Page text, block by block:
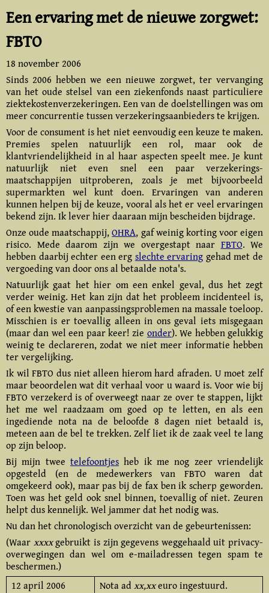
Een ervaring met de nieuwe zorgwet:
FBTO
18 november 2006
Sinds 2006 hebben we een nieuwe zorgwet, ter vervanging
van het oude stelsel van een ziekenfonds naast particuliere
ziektekosten­verzekeringen. Een van de doelstellingen was om
meer concurrentie tussen verzekerings­aanbieders te krijgen.
Voor de consument is het niet eenvoudig een keuze te maken.
Premies spelen natuurlijk een rol, maar ook de
klantvriendelijkheid in al haar aspecten speelt mee. Je kunt
natuurlijk niet even snel een paar verzekerings­
maatschappijen uitproberen, zoals je met bijvoorbeeld
supermarkten wel kunt doen. Ervaringen van anderen
kunnen helpen bij de keuze, vooral als het er veel ervaringen
bekend zijn. Ik lever hier daaraan mijn bescheiden bijdrage.
Onze oude maatschappij,OHRA, gaf weinig korting voor eigen
risico. Mede daarom zijn we overgestapt naar FBTO. We
hebben daarbij echter een erg slechte ervaring gehad met de
vergoeding van door ons al betaalde nota's.
Natuurlijk gaat het hier om eenenkel geval, dus het zegt
verder weinig. Het kan zijn dat het probleem incidenteel is,
of een kwestie van aanpassings­problemen na massale toeloop.
Misschien is er toevallig alleen in ons geval iets misgegaan
(maar dan wel een paar keer! zie onder). We hebben gelukkig
weinig te declareren, zodat we niet meer informatie hebben
ter vergelijking.
Ik wil FBTO dus niet alleen hierom hard afraden. U moet zelf
maar beoordelen wat dit verhaal voor u waard is. Voor wie bij
FBTO verzekerd is of overweegt naar ze over te stappen, lijkt
het me wel raadzaam om goed op te letten, en als een
ingediende nota na de beloofde 8 dagen niet betaald is,
meteen aan de bel te trekken. Zelf liet ik de zaak veel te lang
op zijn beloop.
Bij mijn twee telefoontjes heb ik me nog zeer vriendelijk
opgesteld (en de medewerkers van FBTO waren dat
omgekeerd ook), maar pas bij de fax ben ik scherp geworden.
Toen was het geld ook snel binnen, toevallig of niet. Zeuren
helpt dus kennelijk. Wel jammer dat het nodig was.
Nu dan hetchronologischoverzicht van de gebeurtenissen:
(Waar xxxxgebruikt is zijn gegevens weggehaald uit privacy­
overwegingen dan wel om e-mailadressen tegen spam te
beschermen.)
12 april 2006
Nota adxx,xxeuro ingestuurd.